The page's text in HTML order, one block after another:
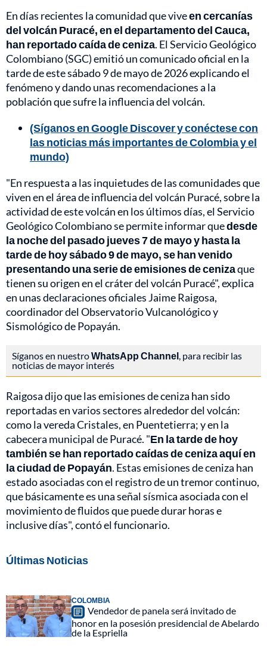
En días recientes la comunidad que viveen cercanías
del volcán Puracé, en el departamento del Cauca,
han reportado caída de ceniza. El Servicio Geológico
Colombiano (SGC) emitió un comunicado oficial en la
tarde de este sábado 9 de mayo de 2026 explicando el
fenómeno y dando unas recomendaciones a la
población que sufre la influencia del volcán.
(Síganos en Google Discover y conéctese con
las noticias más importantes de Colombia y el
mundo)
"En respuesta a las inquietudes de las comunidades que
viven en el área de influencia del volcán Puracé, sobre la
actividad de este volcán en los últimos días, el Servicio
Geológico Colombiano se permite informar quedesde
la noche del pasado jueves 7 de mayo y hasta la
tarde de hoy sábado 9 de mayo, se han venido
presentando una serie de emisiones de cenizaque
tienen su origen en el cráter del volcán Puracé", explica
en unas declaraciones oficiales Jaime Raigosa,
coordinador del Observatorio Vulcanológico y
Sismológico de Popayán.
Síganos en nuestroWhatsApp Channel, para recibir las
noticias de mayor interés
Raigosa dijo que las emisiones de ceniza han sido
reportadas en varios sectores alrededor del volcán:
como la vereda Cristales, en Puentetierra; y en la
cabecera municipal de Puracé. "En la tarde de hoy
también se han reportado caídas de ceniza aquí en
la ciudad de Popayán. Estas emisiones de ceniza han
estado asociadas con el registro de un tremor continuo,
que básicamente es una señal sísmica asociada con el
movimiento de fluidos que puede durar horas e
inclusive días", contó el funcionario.
Últimas Noticias
COLOMBIA
Vendedor de panela será invitado de
honor en la posesión presidencial de Abelardo
de la Espriella